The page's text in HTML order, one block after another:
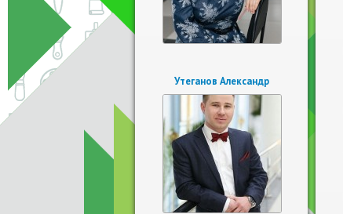
Утеганов Александр